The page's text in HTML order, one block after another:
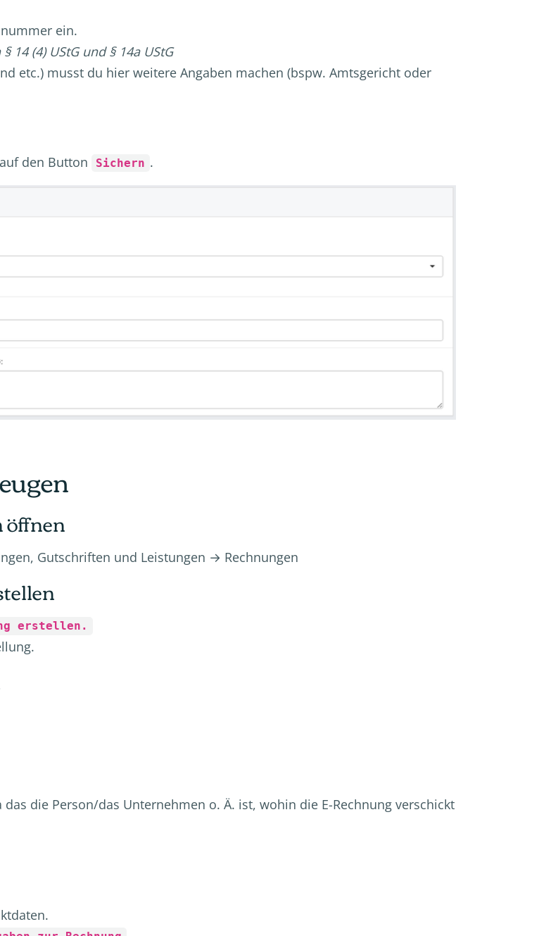
ein.
14 (4) UStG und § 14a UStG
etc.) musst du hier weitere Angaben machen (bspw. Amtsgericht oder
den Button Sichern .
öffnen
Gutschriften und Leistungen → Rechnungen
erstellen.
die Person/das Unternehmen o. Ä. ist, wohin die E-Rechnung verschickt